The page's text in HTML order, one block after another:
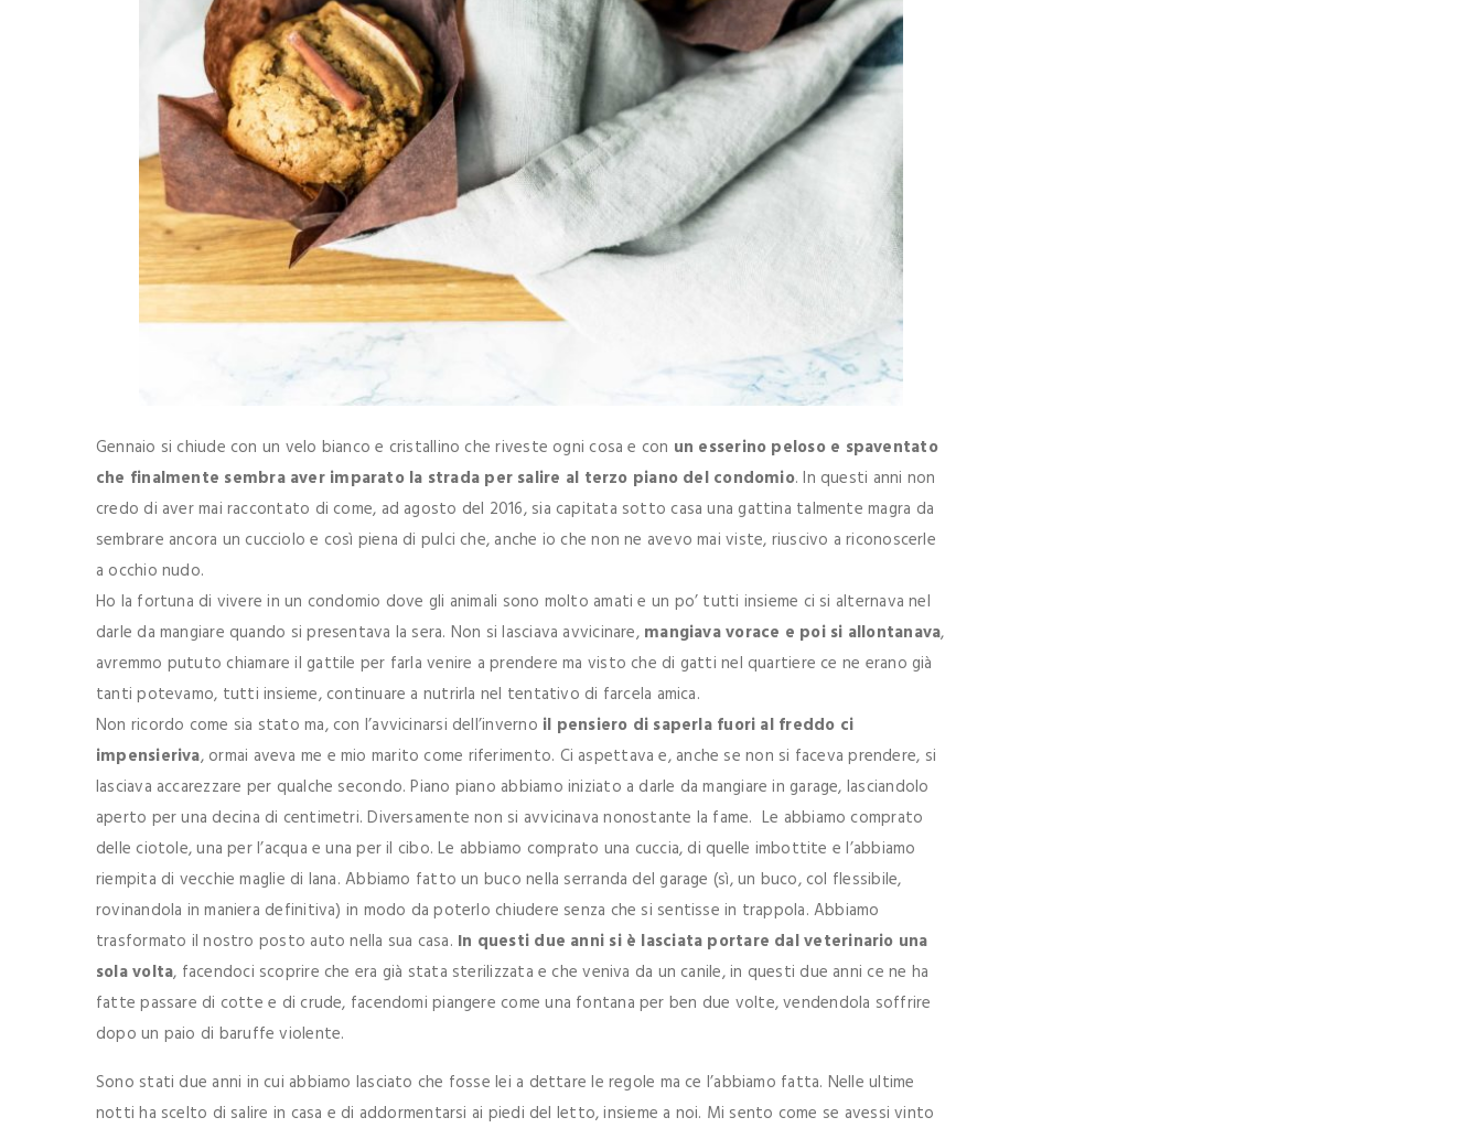
Gennaio si chiude con un velo bianco e cristallino che riveste ogni cosa e con un esserino peloso e spaventato
che finalmente sembra aver imparato la strada per salire al terzo piano del condomio. In questi anni non
credo di aver mai raccontato di come, ad agosto del 2016, sia capitata sotto casa una gattina talmente magra da
sembrare ancora un cucciolo e così piena di pulci che, anche io che non ne avevo mai viste, riuscivo a riconoscerle
a occhio nudo.
Ho la fortuna di vivere in un condomio dove gli animali sono molto amati e un po’ tutti insieme ci si alternava nel
darle da mangiare quando si presentava la sera. Non si lasciava avvicinare, mangiava vorace e poi si allontanava,
avremmo pututo chiamare il gattile per farla venire a prendere ma visto che di gatti nel quartiere ce ne erano già
tanti potevamo, tutti insieme, continuare a nutrirla nel tentativo di farcela amica.
Non ricordo come sia stato ma, con l’avvicinarsi dell’inverno il pensiero di saperla fuori al freddo ci
impensieriva, ormai aveva me e mio marito come riferimento. Ci aspettava e, anche se non si faceva prendere, si
lasciava accarezzare per qualche secondo. Piano piano abbiamo iniziato a darle da mangiare in garage, lasciandolo
aperto per una decina di centimetri. Diversamente non si avvicinava nonostante la fame. Le abbiamo comprato
delle ciotole, una per l’acqua e una per il cibo. Le abbiamo comprato una cuccia, di quelle imbottite e l’abbiamo
riempita di vecchie maglie di lana. Abbiamo fatto un buco nella serranda del garage (sì, un buco, col flessibile,
rovinandola in maniera definitiva) in modo da poterlo chiudere senza che si sentisse in trappola. Abbiamo
trasformato il nostro posto auto nella sua casa. In questi due anni si è lasciata portare dal veterinario una
sola volta, facendoci scoprire che era già stata sterilizzata e che veniva da un canile, in questi due anni ce ne ha
fatte passare di cotte e di crude, facendomi piangere come una fontana per ben due volte, vendendola soffrire
dopo un paio di baruffe violente.
Sono stati due anni in cui abbiamo lasciato che fosse lei a dettare le regole ma ce l’abbiamo fatta. Nelle ultime
notti ha scelto di salire in casa e di addormentarsi ai piedi del letto, insieme a noi. Mi sento come se avessi vinto